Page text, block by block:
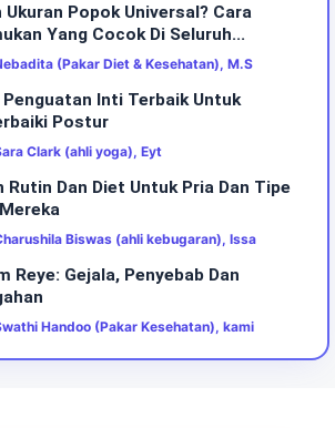
Ukuran Popok Universal? Cara
Yang Cocok Di Seluruh...
(Pakar Diet & Kesehatan), M.S
Penguatan Inti Terbaik Untuk
Postur
Clark (ahli yoga), Eyt
Rutin Dan Diet Untuk Pria Dan Tipe
Biswas (ahli kebugaran), Issa
Reye: Gejala, Penyebab Dan
Handoo (Pakar Kesehatan), kami